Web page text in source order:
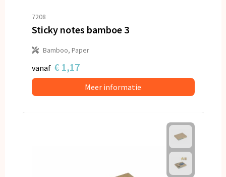
7208
Sticky notes bamboe 3
Bamboo, Paper
vanaf € 1,17
Meer informatie